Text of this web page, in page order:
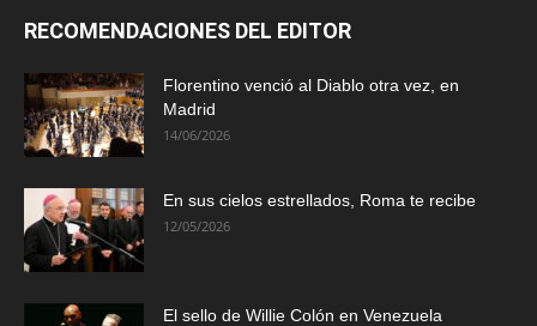
RECOMENDACIONES DEL EDITOR
Florentino venció al Diablo otra vez, en
Madrid
14/06/2026
En sus cielos estrellados, Roma te recibe
12/05/2026
El sello de Willie Colón en Venezuela